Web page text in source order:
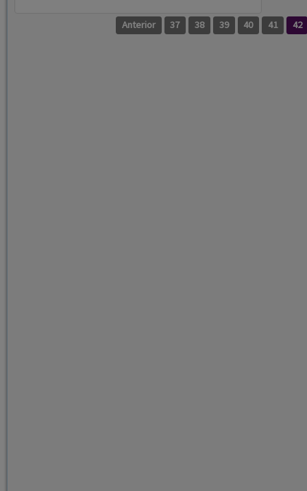
Anterior 37 38 39 40 41 42